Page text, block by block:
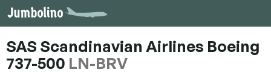
Přejít
na
SAS Scandinavian Airlines Boeing
737-500 LN-BRV